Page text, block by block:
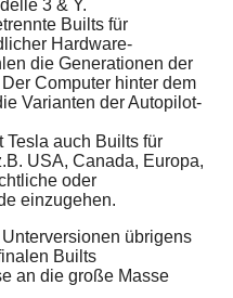
3 & Y.
Builts für
Hardware-
die Generationen der
Computer hinter dem
Varianten der Autopilot-
Tesla auch Builts für
USA, Canada, Europa,
oder
einzugehen.
übrigens
Builts
an die große Masse